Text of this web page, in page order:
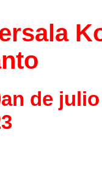
de